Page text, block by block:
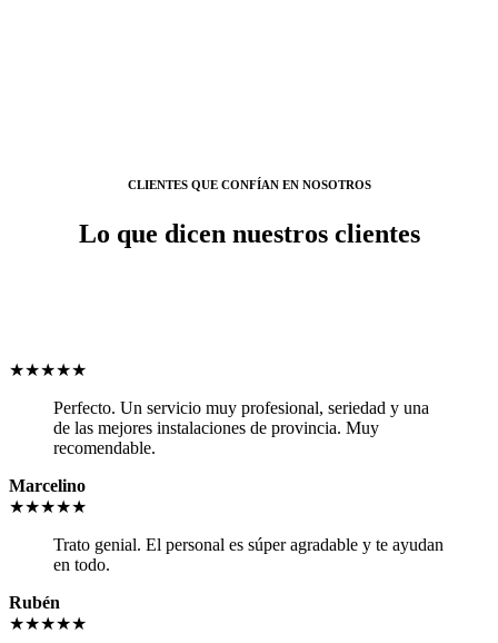
CLIENTES QUE CONFÍAN EN NOSOTROS
Lo que dicen nuestros clientes
★★★★★
Perfecto. Un servicio muy profesional, seriedad y una
de las mejores instalaciones de provincia. Muy
recomendable.
Marcelino
★★★★★
Trato genial. El personal es súper agradable y te ayudan
en todo.
Rubén
★★★★★